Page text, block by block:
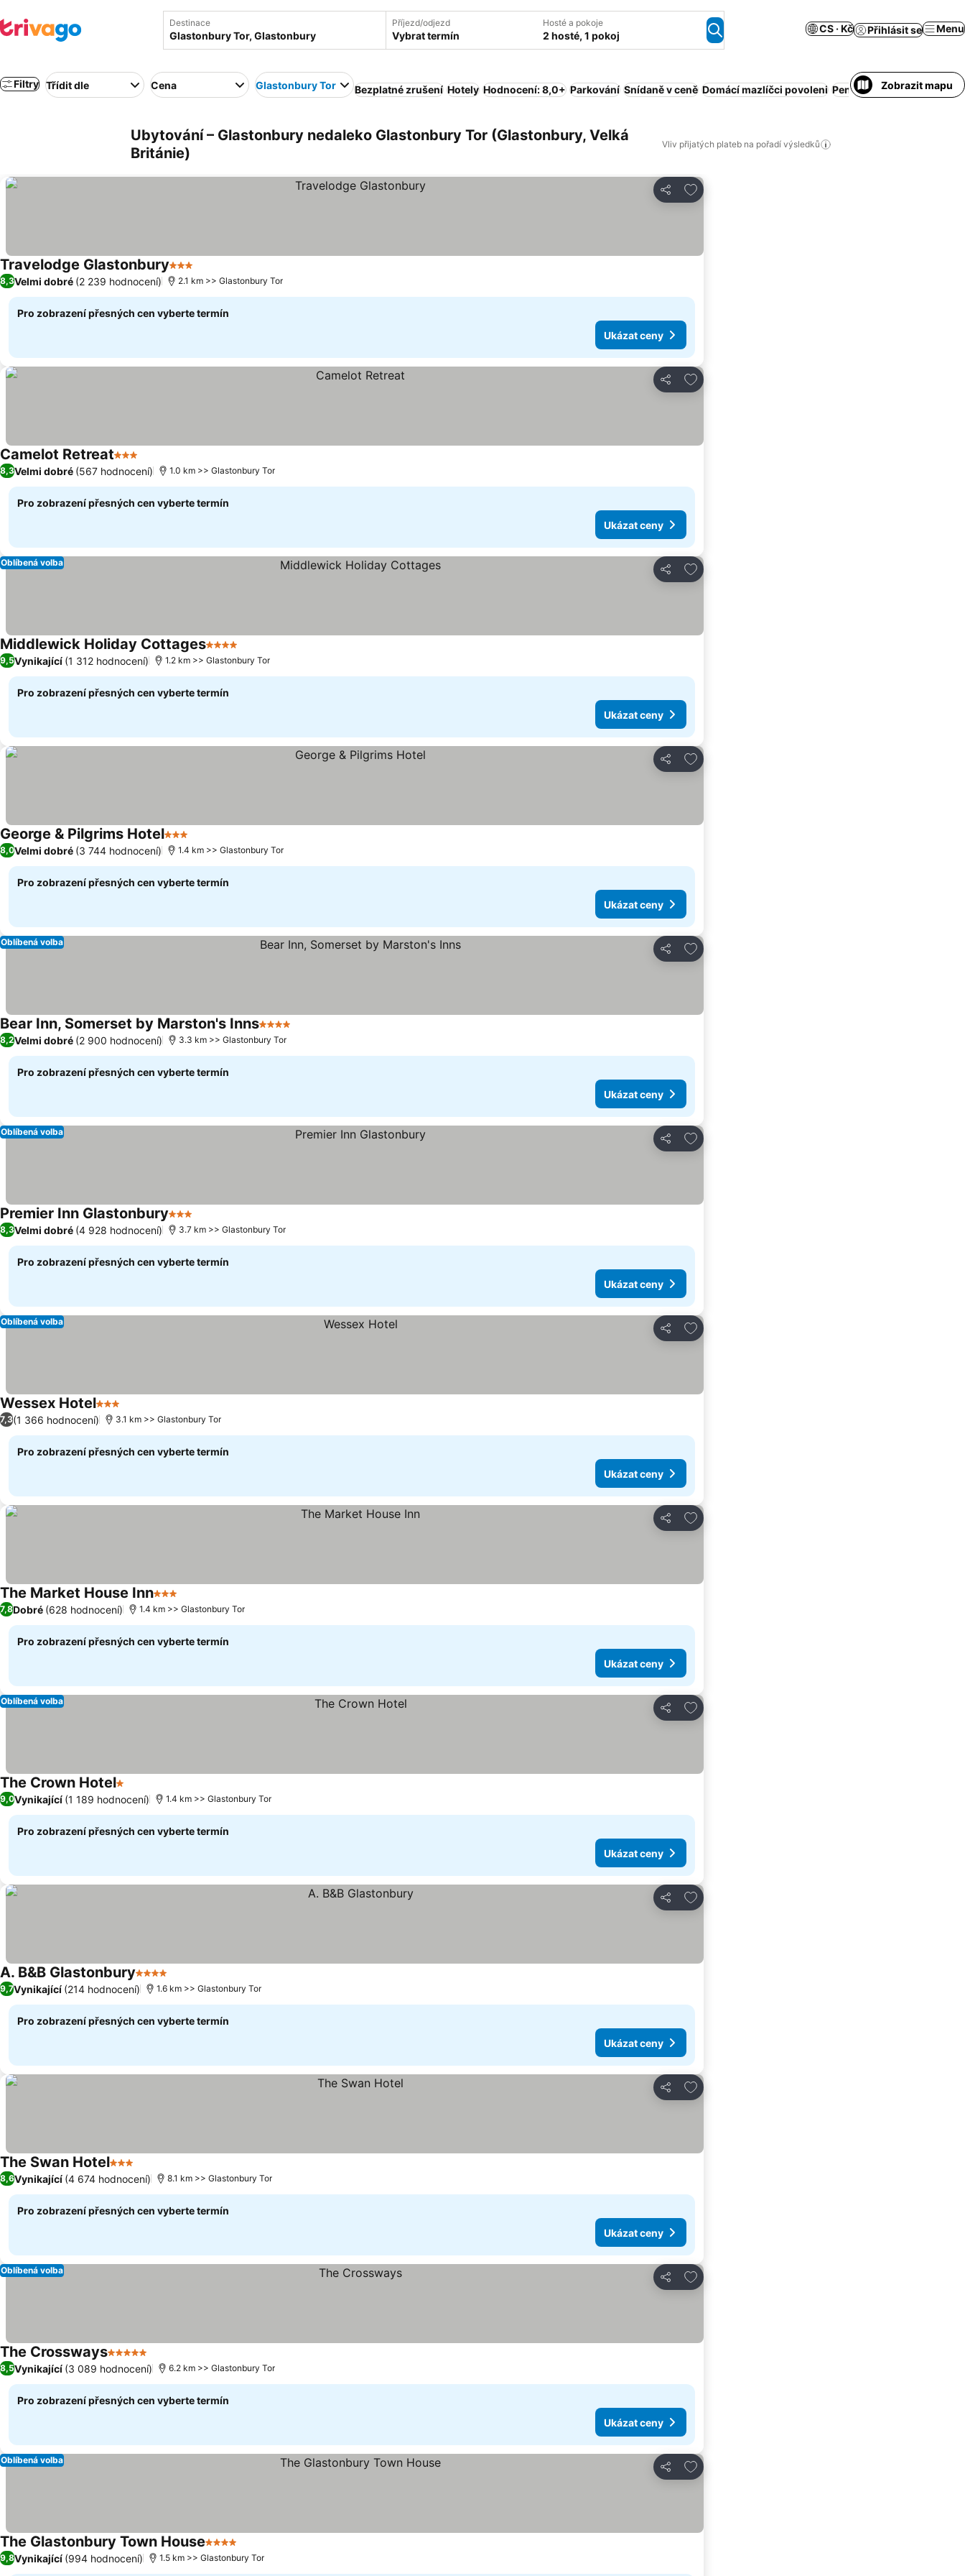
Destinace Příjezd/odjezd
Vybrat termín
Hosté a pokoje
2 hosté, 1 pokoj
CS · Kč Přihlásit se Menu
Filtry Třídit dle Cena Glastonbury Tor Bezplatné zrušení Hotely Hodnocení: 8,0+ Parkování Snídaně v ceně Domácí mazlíčci povoleni Penzion se snídaní Vířivka
Zobrazit mapu
Ubytování – Glastonbury nedaleko Glastonbury Tor (Glastonbury, Velká
Británie)
Vliv přijatých plateb na pořadí výsledků
Sdílet
Přidat na seznam oblíbených hotelů
Travelodge Glastonbury3 Počet hvězdiček
8,3Velmi dobré (2 239 hodnocení) 2.1 km >> Glastonbury Tor
Pro zobrazení přesných cen vyberte termín
Ukázat ceny
Sdílet
Přidat na seznam oblíbených hotelů
Camelot Retreat3 Počet hvězdiček
8,3Velmi dobré (567 hodnocení) 1.0 km >> Glastonbury Tor
Pro zobrazení přesných cen vyberte termín
Ukázat ceny
Sdílet
Přidat na seznam oblíbených hotelů
Oblíbená volba
Middlewick Holiday Cottages4 Počet hvězdiček
9,5Vynikající (1 312 hodnocení) 1.2 km >> Glastonbury Tor
Pro zobrazení přesných cen vyberte termín
Ukázat ceny
Sdílet
Přidat na seznam oblíbených hotelů
George & Pilgrims Hotel3 Počet hvězdiček
8,0Velmi dobré (3 744 hodnocení) 1.4 km >> Glastonbury Tor
Pro zobrazení přesných cen vyberte termín
Ukázat ceny
Sdílet
Přidat na seznam oblíbených hotelů
Oblíbená volba
Bear Inn, Somerset by Marston's Inns4 Počet hvězdiček
8,2Velmi dobré (2 900 hodnocení) 3.3 km >> Glastonbury Tor
Pro zobrazení přesných cen vyberte termín
Ukázat ceny
Sdílet
Přidat na seznam oblíbených hotelů
Oblíbená volba
Premier Inn Glastonbury3 Počet hvězdiček
8,3Velmi dobré (4 928 hodnocení) 3.7 km >> Glastonbury Tor
Pro zobrazení přesných cen vyberte termín
Ukázat ceny
Sdílet
Přidat na seznam oblíbených hotelů
Oblíbená volba
Wessex Hotel3 Počet hvězdiček
7,3(1 366 hodnocení) 3.1 km >> Glastonbury Tor
Pro zobrazení přesných cen vyberte termín
Ukázat ceny
Sdílet
Přidat na seznam oblíbených hotelů
The Market House Inn3 Počet hvězdiček
7,8Dobré (628 hodnocení) 1.4 km >> Glastonbury Tor
Pro zobrazení přesných cen vyberte termín
Ukázat ceny
Sdílet
Přidat na seznam oblíbených hotelů
Oblíbená volba
The Crown Hotel1 Počet hvězdiček
9,0Vynikající (1 189 hodnocení) 1.4 km >> Glastonbury Tor
Pro zobrazení přesných cen vyberte termín
Ukázat ceny
Sdílet
Přidat na seznam oblíbených hotelů
A. B&B Glastonbury4 Počet hvězdiček
9,7Vynikající (214 hodnocení) 1.6 km >> Glastonbury Tor
Pro zobrazení přesných cen vyberte termín
Ukázat ceny
Sdílet
Přidat na seznam oblíbených hotelů
The Swan Hotel3 Počet hvězdiček
8,6Vynikající (4 674 hodnocení) 8.1 km >> Glastonbury Tor
Pro zobrazení přesných cen vyberte termín
Ukázat ceny
Sdílet
Přidat na seznam oblíbených hotelů
Oblíbená volba
The Crossways5 Počet hvězdiček
8,5Vynikající (3 089 hodnocení) 6.2 km >> Glastonbury Tor
Pro zobrazení přesných cen vyberte termín
Ukázat ceny
Sdílet
Přidat na seznam oblíbených hotelů
Oblíbená volba
The Glastonbury Town House4 Počet hvězdiček
9,8Vynikající (994 hodnocení) 1.5 km >> Glastonbury Tor